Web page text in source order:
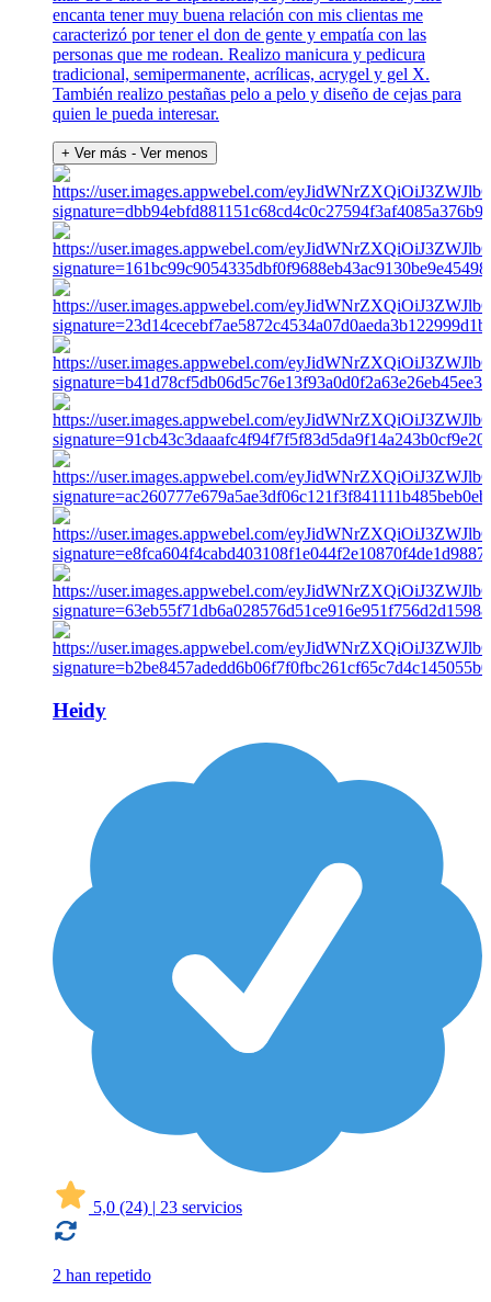
encanta tener muy buena relación con mis clientas me
caracterizó por tener el don de gente y empatía con las
personas que me rodean. Realizo manicura y pedicura
tradicional, semipermanente, acrílicas, acrygel y gel X.
También realizo pestañas pelo a pelo y diseño de cejas para
quien le pueda interesar.
+ Ver más - Ver menos
Heidy
5,0 (24) | 23 servicios
2 han repetido